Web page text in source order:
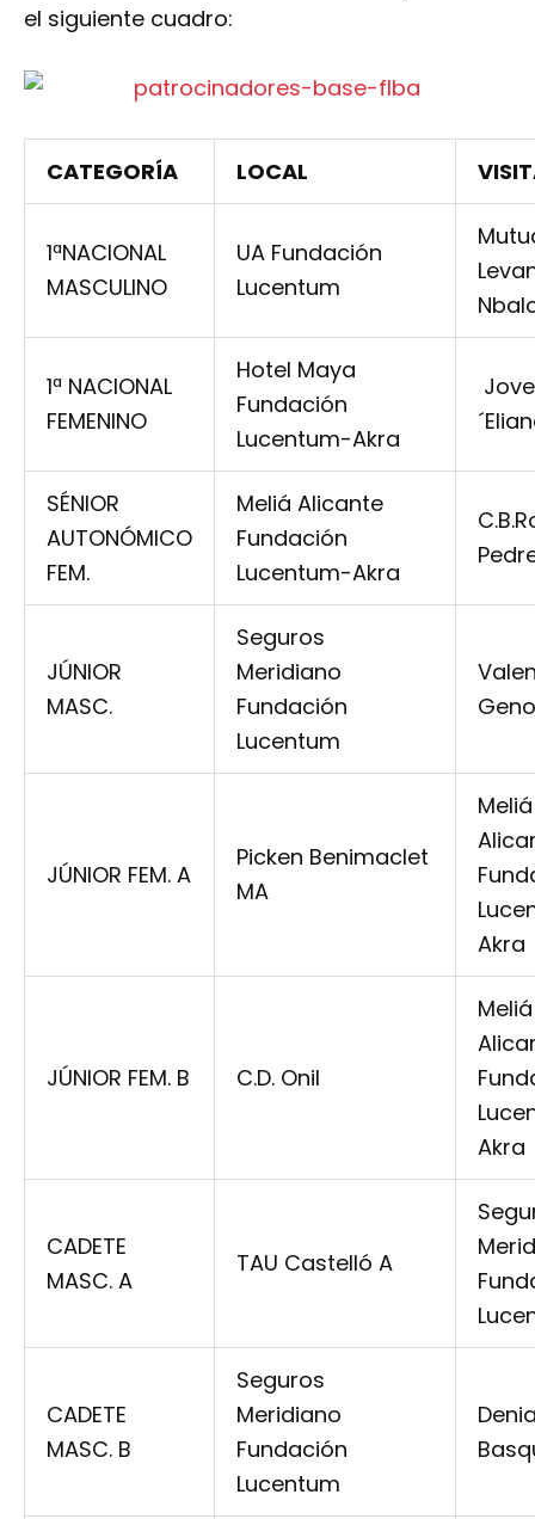
el siguiente cuadro:
CATEGORÍA LOCAL
1ªNACIONAL
MASCULINO
UA Fundación
Lucentum
1ª NACIONAL
FEMENINO
Hotel Maya
Fundación
Lucentum-Akra
SÉNIOR
AUTONÓMICO
FEM.
Meliá Alicante
Fundación
Lucentum-Akra
JÚNIOR
MASC.
Seguros
Meridiano
Fundación
Lucentum
JÚNIOR FEM. A
Picken Benimaclet
MA
Meliá
Akra
JÚNIOR FEM. B C.D. Onil
Meliá
Akra
CADETE
MASC. A
TAU Castelló A
CADETE
MASC. B
Seguros
Meridiano
Fundación
Lucentum